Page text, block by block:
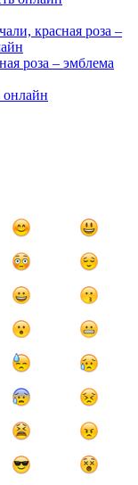
роза – эмблема